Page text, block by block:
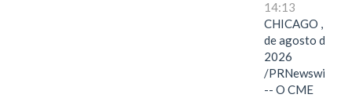
14:13
CHICAGO , 6
de agosto de
2026
/PRNewswire/
-- O CME